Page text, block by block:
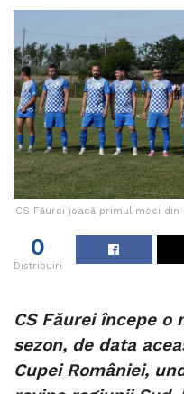
CS Făurei joacă primul meci
0
Distribuiri
CS Făurei începe o
sezon, de data
Cupei României,